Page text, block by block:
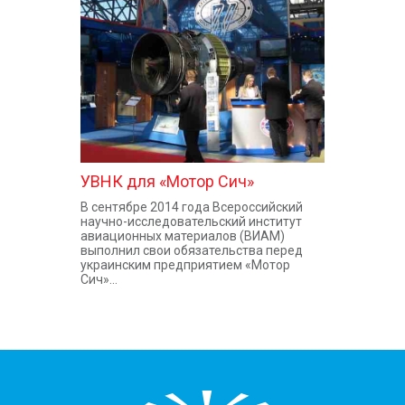
КОНТАКТЫ
УВНК для «Мотор Сич»
В сентябре 2014 года Всероссийский
научно-исследовательский институт
авиационных материалов (ВИАМ)
выполнил свои обязательства перед
украинским предприятием «Мотор
Сич»...